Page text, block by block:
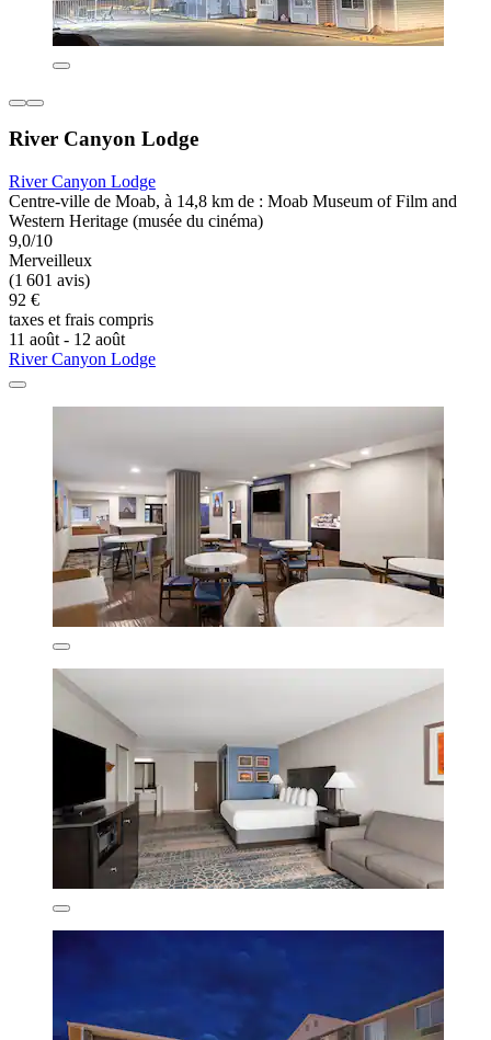
River Canyon Lodge
River Canyon Lodge
Centre-ville de Moab, à 14,8 km de : Moab Museum of Film and
Western Heritage (musée du cinéma)
9,0/10
Merveilleux
(1 601 avis)
92 €
taxes et frais compris
11 août - 12 août
River Canyon Lodge